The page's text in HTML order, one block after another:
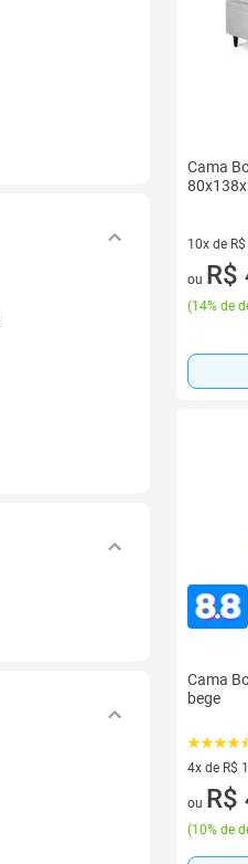
Cama
10x de
10 vez
ou R$
(14% de
Cama
bege
4x de R$
4 vez de
ou R$
(10% de